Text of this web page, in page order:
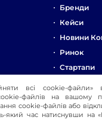
Бренди
Кейси
Новини
Ринок
Стартапи
всі cookie-файли»
файлів на вашому
cookie-файлів або
який час натиснувши на